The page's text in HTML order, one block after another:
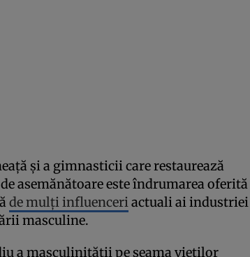
și a gimnasticii care restaurează
asemănătoare este îndrumarea oferită
de mulți influenceriactuali ai industriei
masculine.
a masculinității pe seama vieților